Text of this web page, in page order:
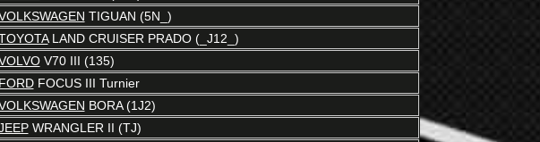
TIGUAN (5N_)
LAND CRUISER PRADO (_J12_)
V70 III (135)
FORDFOCUS III Turnier
BORA (1J2)
WRANGLER II (TJ)